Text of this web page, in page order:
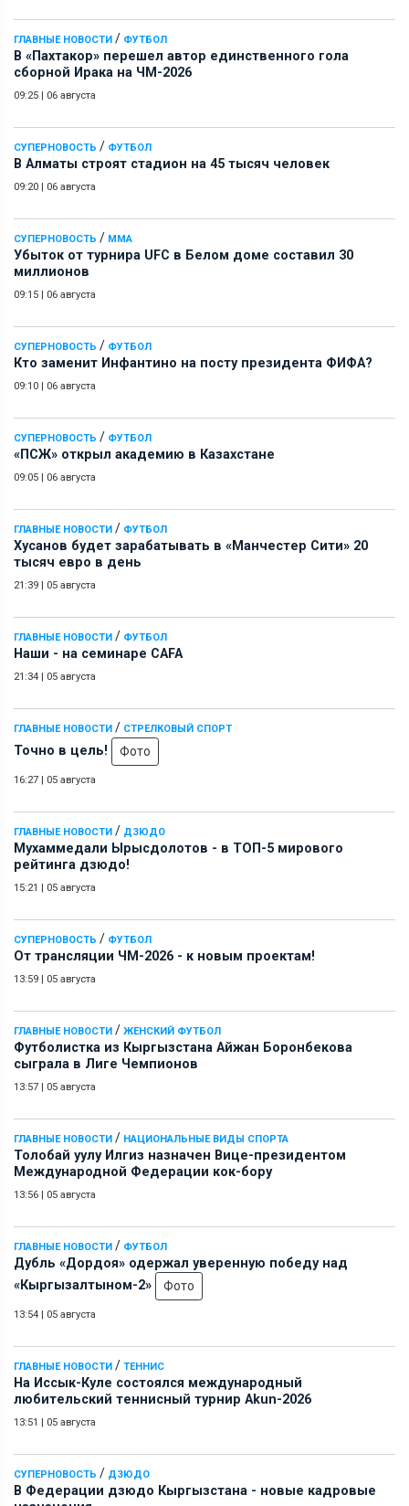
ГЛАВНЫЕ НОВОСТИ / ФУТБОЛ
В «Пахтакор» перешел автор единственного гола
сборной Ирака на ЧМ-2026
09:25 | 06 августа
СУПЕРНОВОСТЬ / ФУТБОЛ
В Алматы строят стадион на 45 тысяч человек
09:20 | 06 августа
СУПЕРНОВОСТЬ / ММА
Убыток от турнира UFC в Белом доме составил 30
миллионов
09:15 | 06 августа
СУПЕРНОВОСТЬ / ФУТБОЛ
Кто заменит Инфантино на посту президента ФИФА?
09:10 | 06 августа
СУПЕРНОВОСТЬ / ФУТБОЛ
«ПСЖ» открыл академию в Казахстане
09:05 | 06 августа
ГЛАВНЫЕ НОВОСТИ / ФУТБОЛ
Хусанов будет зарабатывать в «Манчестер Сити» 20
тысяч евро в день
21:39 | 05 августа
ГЛАВНЫЕ НОВОСТИ / ФУТБОЛ
Наши - на семинаре СAFA
21:34 | 05 августа
ГЛАВНЫЕ НОВОСТИ / СТРЕЛКОВЫЙ СПОРТ
Точно в цель! Фото
16:27 | 05 августа
ГЛАВНЫЕ НОВОСТИ / ДЗЮДО
Мухаммедали Ырысдолотов - в ТОП-5 мирового
рейтинга дзюдо!
15:21 | 05 августа
СУПЕРНОВОСТЬ / ФУТБОЛ
От трансляции ЧМ-2026 - к новым проектам!
13:59 | 05 августа
ГЛАВНЫЕ НОВОСТИ / ЖЕНСКИЙ ФУТБОЛ
Футболистка из Кыргызстана Айжан Боронбекова
сыграла в Лиге Чемпионов
13:57 | 05 августа
ГЛАВНЫЕ НОВОСТИ / НАЦИОНАЛЬНЫЕ ВИДЫ СПОРТА
Толобай уулу Илгиз назначен Вице-президентом
Международной Федерации кок-бору
13:56 | 05 августа
ГЛАВНЫЕ НОВОСТИ / ФУТБОЛ
Дубль «Дордоя» одержал уверенную победу над
«Кыргызалтыном-2»
Фото
13:54 | 05 августа
ГЛАВНЫЕ НОВОСТИ / ТЕННИС
На Иссык-Куле состоялся международный
любительский теннисный турнир Akun-2026
13:51 | 05 августа
СУПЕРНОВОСТЬ / ДЗЮДО
В Федерации дзюдо Кыргызстана - новые кадровые